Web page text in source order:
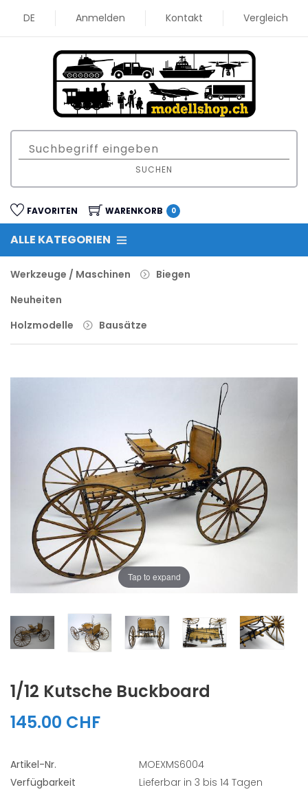
DE Anmelden Kontakt Vergleich
SUCHEN
FAVORITEN WARENKORB 0
ALLE KATEGORIEN
Werkzeuge / Maschinen
Biegen
Neuheiten
Holzmodelle
Bausätze
Tap to expand
1/12 Kutsche Buckboard
145.00 CHF
Artikel-Nr.
MOEXMS6004
Verfügbarkeit
Lieferbar in 3 bis 14 Tagen